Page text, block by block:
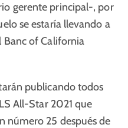
gerente principal-, por
se estaría llevando a
Banc of California
publicando todos
All-Star 2021 que
número 25 después de